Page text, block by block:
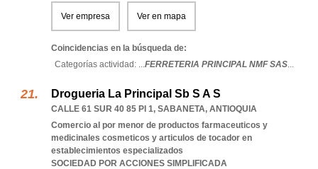
Ver empresa Ver en mapa
Coincidencias en la búsqueda de:
Categorías actividad: ...FERRETERIA PRINCIPAL NMF SAS...
Drogueria La Principal Sb S A S
CALLE 61 SUR 40 85 PI 1, SABANETA, ANTIOQUIA
Comercio al por menor de productos farmaceuticos y
medicinales cosmeticos y articulos de tocador en
establecimientos especializados
SOCIEDAD POR ACCIONES SIMPLIFICADA